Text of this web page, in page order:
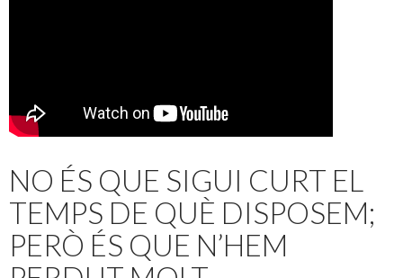
NO ÉS QUE SIGUI CURT EL
TEMPS DE QUÈ DISPOSEM;
PERÒ ÉS QUE N’HEM